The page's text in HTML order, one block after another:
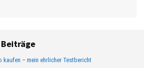
kaufen – mein ehrlicher Testbericht